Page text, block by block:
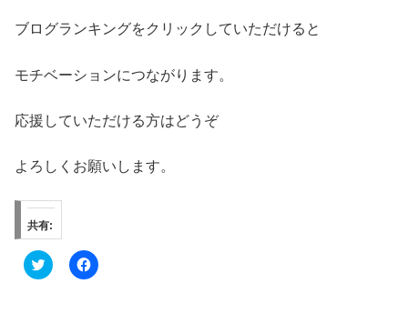
ブログランキングをクリックしていただけると
モチベーションにつながります。
応援していただける方はどうぞ
よろしくお願いします。
共有:
ク
リ
F
a